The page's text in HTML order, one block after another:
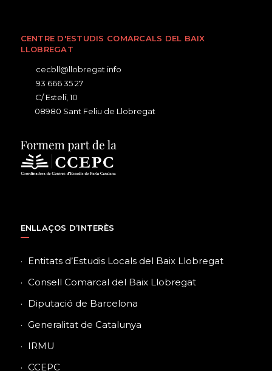
CENTRE D'ESTUDIS COMARCALS DEL BAIX
LLOBREGAT
cecbll@llobregat.info
93 666 35 27
C/ Estelí, 10
08980 Sant Feliu de Llobregat
ENLLAÇOS D’INTERÈS
Entitats d’Estudis Locals del Baix Llobregat
Consell Comarcal del Baix Llobregat
Diputació de Barcelona
Generalitat de Catalunya
IRMU
CCEPC